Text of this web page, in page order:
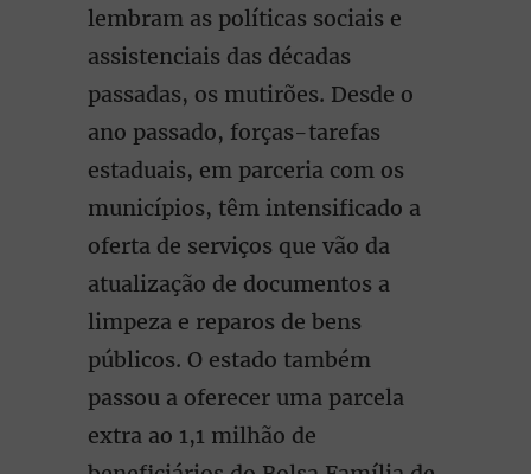
lembram as políticas sociais e
assistenciais das décadas
passadas, os mutirões. Desde o
ano passado, forças-tarefas
estaduais, em parceria com os
municípios, têm intensificado a
oferta de serviços que vão da
atualização de documentos a
limpeza e reparos de bens
públicos. O estado também
passou a oferecer uma parcela
extra ao 1,1 milhão de